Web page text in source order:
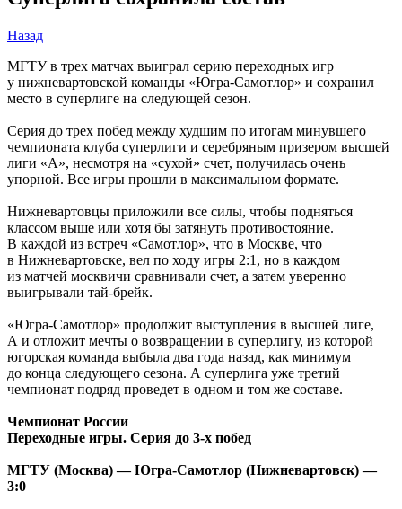
Назад
МГТУ в трех матчах выиграл серию переходных игр
у нижневартовской команды «Югра-Самотлор» и сохранил
место в суперлиге на следующей сезон.
Серия до трех побед между худшим по итогам минувшего
чемпионата клуба суперлиги и серебряным призером высшей
лиги «А», несмотря на «сухой» счет, получилась очень
упорной. Все игры прошли в максимальном формате.
Нижневартовцы приложили все силы, чтобы подняться
классом выше или хотя бы затянуть противостояние.
В каждой из встреч «Самотлор», что в Москве, что
в Нижневартовске, вел по ходу игры 2:1, но в каждом
из матчей москвичи сравнивали счет, а затем уверенно
выигрывали тай-брейк.
«Югра-Самотлор» продолжит выступления в высшей лиге,
А и отложит мечты о возвращении в суперлигу, из которой
югорская команда выбыла два года назад, как минимум
до конца следующего сезона. А суперлига уже третий
чемпионат подряд проведет в одном и том же составе.
Чемпионат России
Переходные игры. Серия до 3-х побед
МГТУ (Москва) — Югра-Самотлор (Нижневартовск) —
3:0